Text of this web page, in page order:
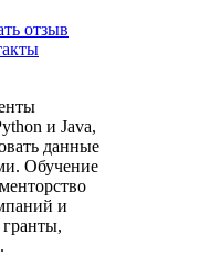
отзыв
и Java,
данные
Обучение
и